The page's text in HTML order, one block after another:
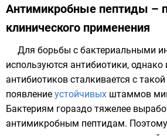
Антимикробные пептиды –
клинического применения
Для борьбы с бактериальными
используются антибиотики, однако
антибиотиков сталкивается с
появление устойчивых штаммов
Бактериям гораздо тяжелее
антимикробным пептидам.